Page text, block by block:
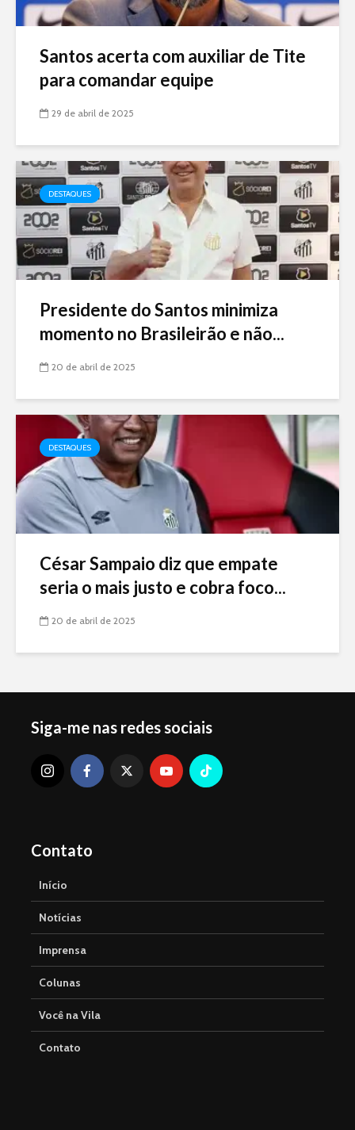
Santos acerta com auxiliar de Tite
para comandar equipe
29 de abril de 2025
DESTAQUES
Presidente do Santos minimiza
momento no Brasileirão e não...
20 de abril de 2025
DESTAQUES
César Sampaio diz que empate
seria o mais justo e cobra foco...
20 de abril de 2025
Siga-me nas redes sociais
Contato
Início
Notícias
Imprensa
Colunas
Você na Vila
Contato